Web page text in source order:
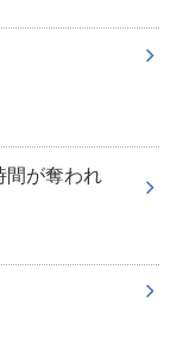
が奪われ